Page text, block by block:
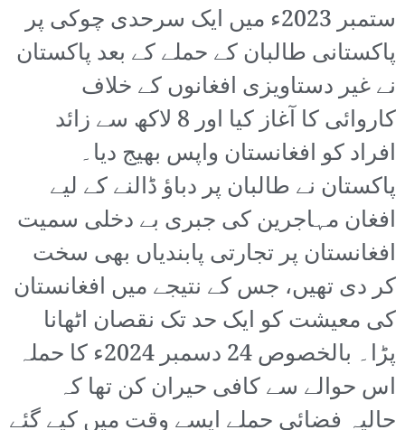
ستمبر 2023ء میں ایک سرحدی چوکی پر
پاکستانی طالبان کے حملے کے بعد پاکستان
نے غیر دستاویزی افغانوں کے خلاف
کاروائی کا آغاز کیا اور 8 لاکھ سے زائد
افراد کو افغانستان واپس بھیج دیا۔
پاکستان نے طالبان پر دباؤ ڈالنے کے لیے
افغان مہاجرین کی جبری بے دخلی سمیت
افغانستان پر تجارتی پابندیاں بھی سخت
کر دی تھیں، جس کے نتیجے میں افغانستان
کی معیشت کو ایک حد تک نقصان اٹھانا
پڑا۔ بالخصوص 24 دسمبر 2024ء کا حملہ
اس حوالے سے کافی حیران کن تھا کہ